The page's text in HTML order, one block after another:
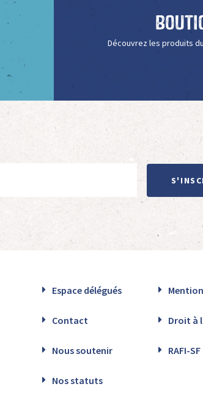
Découvrez les produits
Espace délégués
Contact Droit à
Nous soutenir RAFI-SF
Nos statuts